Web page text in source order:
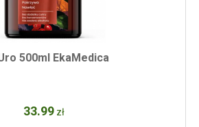
500ml EkaMedica
33.99 zł